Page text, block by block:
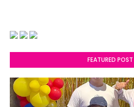
FEATURED POST